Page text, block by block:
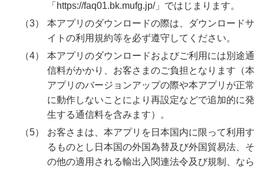
「https://faq01.bk.mufg.jp/」ではじまります。
本アプリのダウンロードの際は、ダウンロードサ
イトの利用規約等を必ず遵守してください。
本アプリのダウンロードおよびご利用には別途通
信料がかかり、お客さまのご負担となります（本
アプリのバージョンアップの際や本アプリが正常
に動作しないことにより再設定などで追加的に発
生する通信料を含みます）。
お客さまは、本アプリを日本国内に限って利用す
るものとし日本国の外国為替及び外国貿易法、そ
の他の適用される輸出入関連法令及び規制、なら